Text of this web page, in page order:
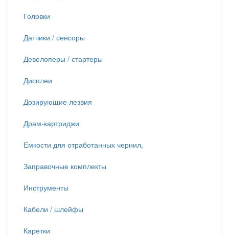
Головки
Датчики / сенсоры
Девелоперы / стартеры
Дисплеи
Дозирующие лезвия
Драм-картриджи
Емкости для отработанных чернил,
Заправочные комплекты
Инструменты
Кабели / шлейфы
Каретки